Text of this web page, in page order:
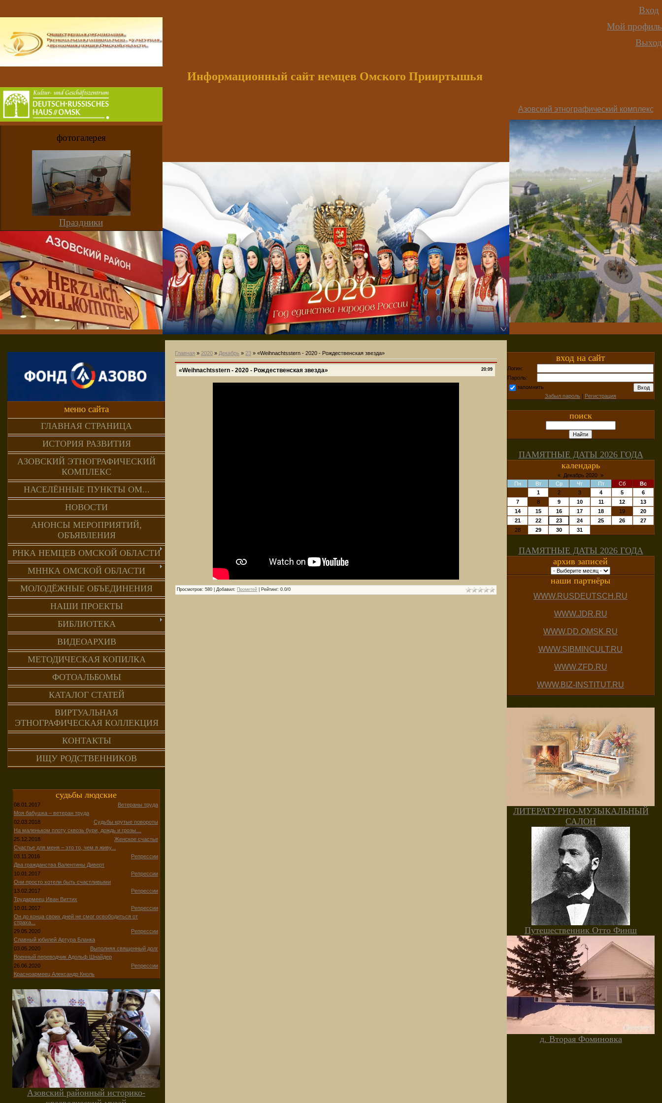
Вход
Мой профиль
Выход
фотогалерея
Праздники
Информационный сайт немцев Омского Прииртышья
Азовский этнографический комплекс
меню сайта
ГЛАВНАЯ СТРАНИЦА
ИСТОРИЯ РАЗВИТИЯ
АЗОВСКИЙ ЭТНОГРАФИЧЕСКИЙ
КОМПЛЕКС
НАСЕЛЁННЫЕ ПУНКТЫ ОМ...
НОВОСТИ
АНОНСЫ МЕРОПРИЯТИЙ,
ОБЪЯВЛЕНИЯ
РНКА НЕМЦЕВ ОМСКОЙ ОБЛАСТИ
МННКА ОМСКОЙ ОБЛАСТИ
МОЛОДЁЖНЫЕ ОБЪЕДИНЕНИЯ
НАШИ ПРОЕКТЫ
БИБЛИОТЕКА
ВИДЕОАРХИВ
МЕТОДИЧЕСКАЯ КОПИЛКА
ФОТОАЛЬБОМЫ
КАТАЛОГ СТАТЕЙ
ВИРТУАЛЬНАЯ
ЭТНОГРАФИЧЕСКАЯ КОЛЛЕКЦИЯ
КОНТАКТЫ
ИЩУ РОДСТВЕННИКОВ
судьбы людские
08.01.2017
Ветераны труда
Моя бабушка – ветеран труда
02.03.2018
Судьбы крутые повороты
На маленьком плоту сквозь бури, дождь и грозы…
25.12.2018
Женское счастье
Счастье для меня – это то, чем я живу...
03.11.2016
Репрессии
Два гражданства Валентины Диверт
10.01.2017
Репрессии
Они просто хотели быть счастливыми
13.02.2017
Репрессии
Трудармеец Иван Виттих
10.01.2017
Репрессии
Он до конца своих дней не смог освободиться от
страха...
29.05.2020
Репрессии
Славный юбилей Артура Бланка
03.05.2020
Выполняя священный долг
Военный переводчик Адольф Шнайдер
26.06.2020
Репрессии
Красноармеец Александр Кноль
Азовский районный историко-
Главная » 2020 » Декабрь » 23 » «Weihnachtsstern - 2020 - Рождественская звезда»
20:09
«Weihnachtsstern - 2020 - Рождественская звезда»
Просмотров: 580 Добавил: Прометей Рейтинг: 0.0/0
вход на сайт
Логин:
Пароль:
запомнить
Забыл пароль | Регистрация
поиск
ПАМЯТНЫЕ ДАТЫ 2026 ГОДА
календарь
« Декабрь 2020 »
Пн
Вт Ср Чт Пт Сб
Вс
1
2 3 4 5
6
7
8 9 10 11 12
13
14
15 16 17 18 19
20
21
22 23 24 25 26
27
28
29 30 31
ПАМЯТНЫЕ ДАТЫ 2026 ГОДА
архив записей
наши партнёры
WWW.RUSDEUTSCH.RU
WWW.JDR.RU
WWW.DD.OMSK.RU
WWW.SIBMINCULT.RU
WWW.ZFD.RU
WWW.BIZ-INSTITUT.RU
ЛИТЕРАТУРНО-МУЗЫКАЛЬНЫЙ
САЛОН
Путешественник Отто Финш
д. Вторая Фоминовка